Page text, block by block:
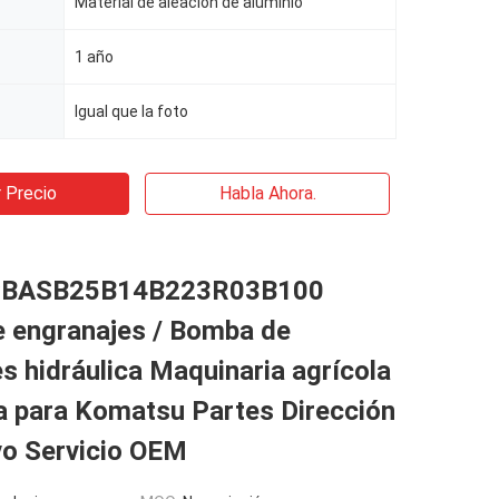
1 año
Igual que la foto
Precio Habla Ahora.
engranajes / Bomba de
hidráulica Maquinaria agrícola
para Komatsu Partes Dirección
Servicio OEM